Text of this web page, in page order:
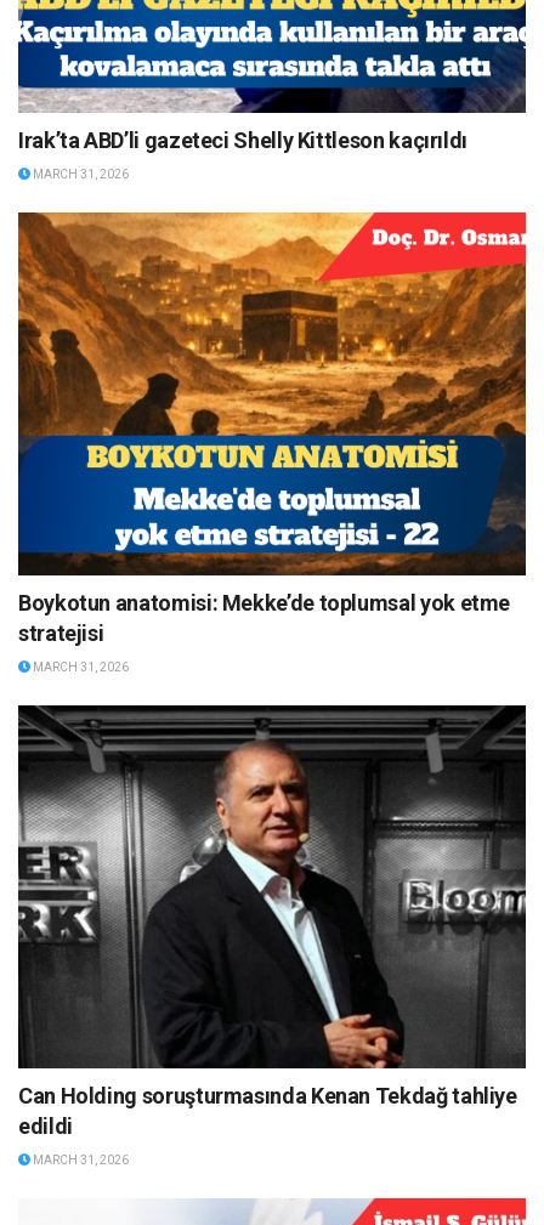
Irak’ta ABD’li gazeteci Shelly Kittleson kaçırıldı
MARCH 31, 2026
Boykotun anatomisi: Mekke’de toplumsal yok etme
stratejisi
MARCH 31, 2026
Can Holding soruşturmasında Kenan Tekdağ tahliye
edildi
MARCH 31, 2026